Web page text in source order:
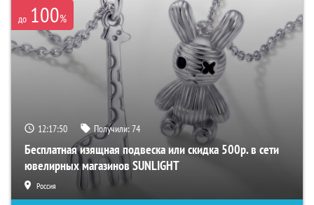
до 100%
12:17:49 Получили:74
Бесплатная изящная подвеска или скидка 500р. в сети
ювелирных магазинов SUNLIGHT
Россия